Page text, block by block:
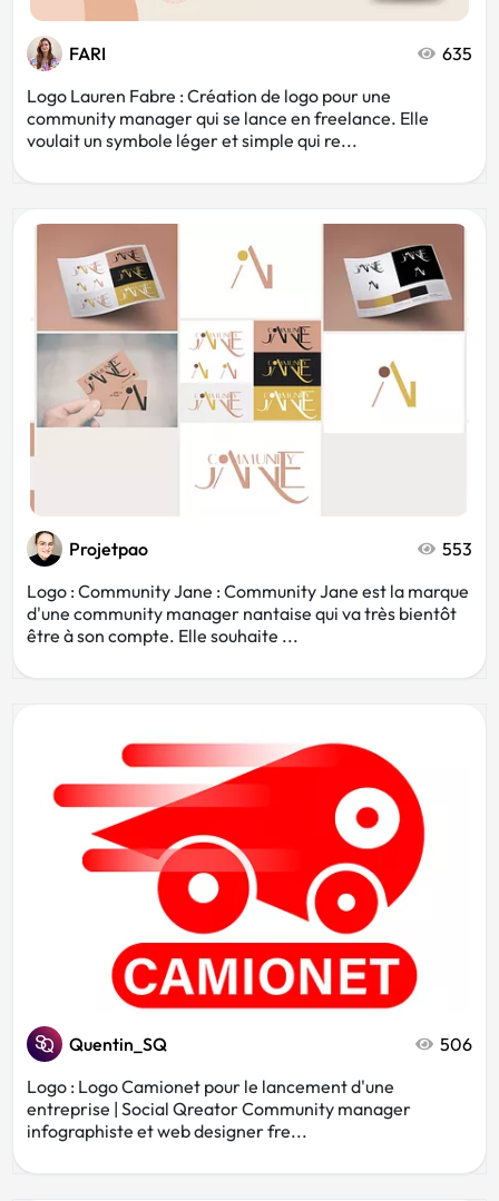
FARI
635
Logo Lauren Fabre : Création de logo pour une
community manager qui se lance en freelance. Elle
voulait un symbole léger et simple qui re...
Projetpao
553
Logo : Community Jane : Community Jane est la marque
d'une community manager nantaise qui va très bientôt
être à son compte. Elle souhaite ...
Quentin_SQ
506
Logo : Logo Camionet pour le lancement d'une
entreprise | Social Qreator Community manager
infographiste et web designer fre...